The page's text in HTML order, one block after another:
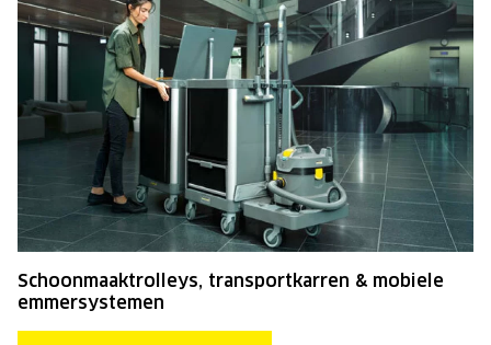
Schoonmaaktrolleys, transportkarren & mobiele
emmersystemen